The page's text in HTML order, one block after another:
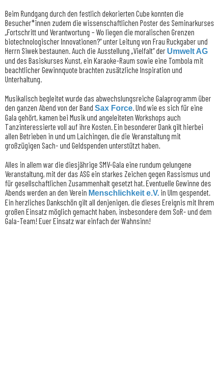
Beim Rundgang durch den festlich dekorierten Cube konnten die
Besucher*innen zudem die wissenschaftlichen Poster des Seminarkurses
„Fortschritt und Verantwortung – Wo liegen die moralischen Grenzen
biotechnologischer Innovationen?“ unter Leitung von Frau Ruckgaber und
Herrn Siwek bestaunen. Auch die Ausstellung „Vielfalt“ der Umwelt AG
und des Basiskurses Kunst, ein Karaoke-Raum sowie eine Tombola mit
beachtlicher Gewinnquote brachten zusätzliche Inspiration und
Unterhaltung.
Musikalisch begleitet wurde das abwechslungsreiche Galaprogramm über
den ganzen Abend von der Band Sax Force. Und wie es sich für eine
Gala gehört, kamen bei Musik und angeleiteten Workshops auch
Tanzinteressierte voll auf ihre Kosten. Ein besonderer Dank gilt hierbei
allen Betrieben in und um Laichingen, die die Veranstaltung mit
großzügigen Sach- und Geldspenden unterstützt haben.
Alles in allem war die diesjährige SMV-Gala eine rundum gelungene
Veranstaltung, mit der das ASG ein starkes Zeichen gegen Rassismus und
für gesellschaftlichen Zusammenhalt gesetzt hat. Eventuelle Gewinne des
Abends werden an den Verein Menschlichkeit e.V. in Ulm gespendet.
Ein herzliches Dankschön gilt all denjenigen, die dieses Ereignis mit Ihrem
großen Einsatz möglich gemacht haben, insbesondere dem SoR- und dem
Gala-Team! Euer Einsatz war einfach der Wahnsinn!